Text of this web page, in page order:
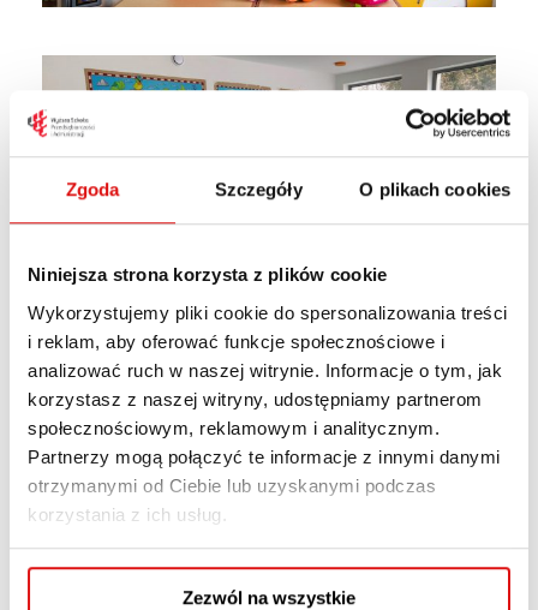
Zgoda Szczegóły O plikach cookies
Niniejsza strona korzysta z plików cookie
Wykorzystujemy pliki cookie do spersonalizowania treści
i reklam, aby oferować funkcje społecznościowe i
analizować ruch w naszej witrynie. Informacje o tym, jak
korzystasz z naszej witryny, udostępniamy partnerom
społecznościowym, reklamowym i analitycznym.
Partnerzy mogą połączyć te informacje z innymi danymi
otrzymanymi od Ciebie lub uzyskanymi podczas
korzystania z ich usług.
Zezwól na wszystkie